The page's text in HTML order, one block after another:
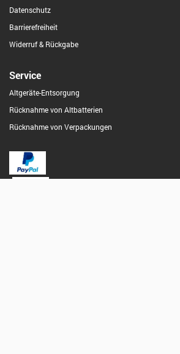
Datenschutz
Barrierefreiheit
Widerruf & Rückgabe
Service
Altgeräte-Entsorgung
Rücknahme von Altbatterien
Rücknahme von Verpackungen